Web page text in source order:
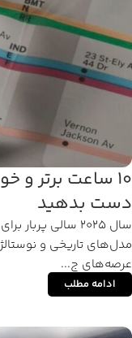
دست بدهید
سال ۲۰۲۵ سالی
مدل‌های تاریخی و
عرصه‌های ج...
ادامه مطلب